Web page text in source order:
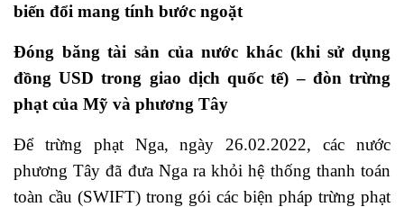
biến đổi mang tính bước ngoặt
Đóng băng tài sản của nước khác (khi sử dụng
đồng USD trong giao dịch quốc tế) – đòn trừng
phạt của Mỹ và phương Tây
Để trừng phạt Nga, ngày 26.02.2022, các nước
phương Tây đã đưa Nga ra khỏi hệ thống thanh toán
toàn cầu (SWIFT) trong gói các biện pháp trừng phạt